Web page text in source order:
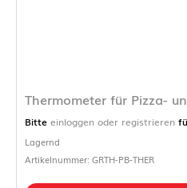
Thermometer für Pizza-
Bitte einloggen oder registrieren
Lagernd
Artikelnummer: GRTH-PB-THER